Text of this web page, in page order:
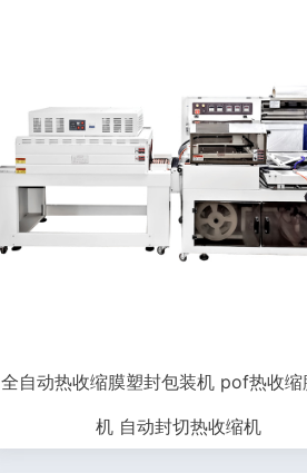
全自动热收缩膜塑封包装机 pof热收缩
机 自动封切热收缩机